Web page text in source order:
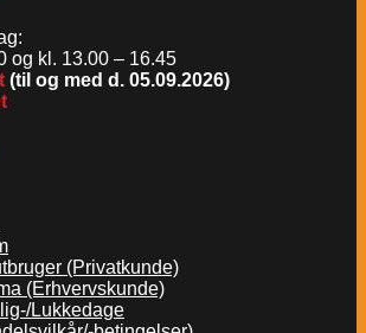
og kl. 13.00 – 16.45
(til og med d. 05.09.2026)
(Privatkunde)
(Erhvervskunde)
Lukkedage